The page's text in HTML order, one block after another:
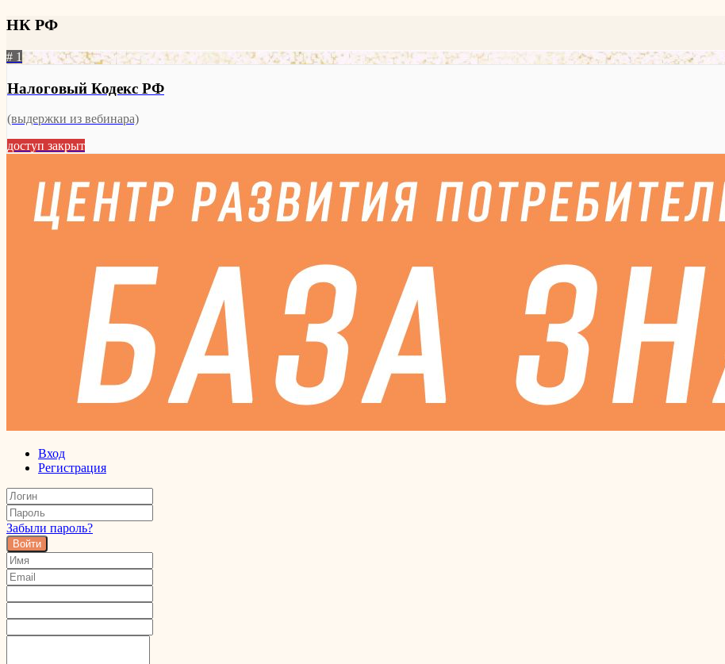
НК РФ
# 1
Налоговый Кодекс РФ
(выдержки из вебинара)
доступ закрыт
Вход
Регистрация
Забыли пароль?
Войти